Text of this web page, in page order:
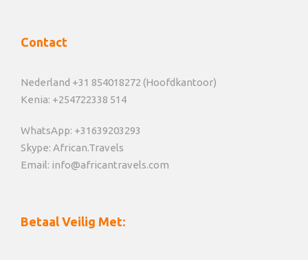
Contact
Nederland +31 854018272 (Hoofdkantoor)
Kenia: +254722338 514
WhatsApp: +31639203293
Skype: African.Travels
Email: info@africantravels.com
Betaal Veilig Met: